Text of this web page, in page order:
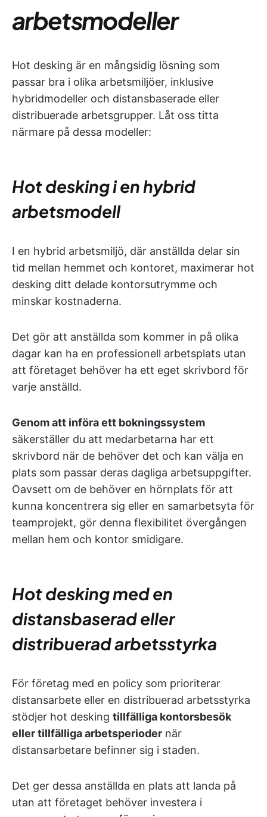
arbetsmodeller
Hot desking är en mångsidig lösning som
passar bra i olika arbetsmiljöer, inklusive
hybridmodeller och distansbaserade eller
distribuerade arbetsgrupper. Låt oss titta
närmare på dessa modeller:
Hot desking i en hybrid
arbetsmodell
I en hybrid arbetsmiljö, där anställda delar sin
tid mellan hemmet och kontoret, maximerar hot
desking ditt delade kontorsutrymme och
minskar kostnaderna.
Det gör att anställda som kommer in på olika
dagar kan ha en professionell arbetsplats utan
att företaget behöver ha ett eget skrivbord för
varje anställd.
Genom att införa ett bokningssystem
säkerställer du att medarbetarna har ett
skrivbord när de behöver det och kan välja en
plats som passar deras dagliga arbetsuppgifter.
Oavsett om de behöver en hörnplats för att
kunna koncentrera sig eller en samarbetsyta för
teamprojekt, gör denna flexibilitet övergången
mellan hem och kontor smidigare.
Hot desking med en
distansbaserad eller
distribuerad arbetsstyrka
För företag med en policy som prioriterar
distansarbete eller en distribuerad arbetsstyrka
stödjer hot desking tillfälliga kontorsbesök
eller tillfälliga arbetsperioder när
distansarbetare befinner sig i staden.
Det ger dessa anställda en plats att landa på
utan att företaget behöver investera i